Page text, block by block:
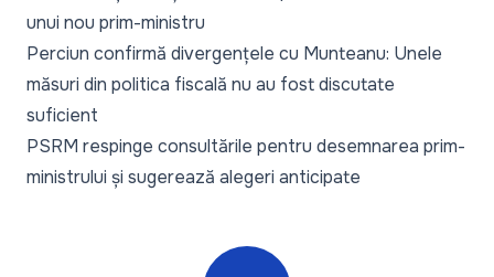
unui nou prim-ministru
Perciun confirmă divergențele cu Munteanu: Unele
măsuri din politica fiscală nu au fost discutate
suficient
PSRM respinge consultările pentru desemnarea prim-
ministrului și sugerează alegeri anticipate